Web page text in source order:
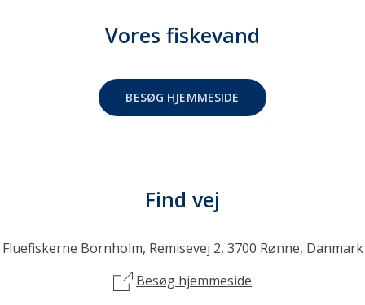
Vores fiskevand
BESØG HJEMMESIDE
Find vej
Fluefiskerne Bornholm, Remisevej 2, 3700 Rønne, Danmark
Besøg hjemmeside